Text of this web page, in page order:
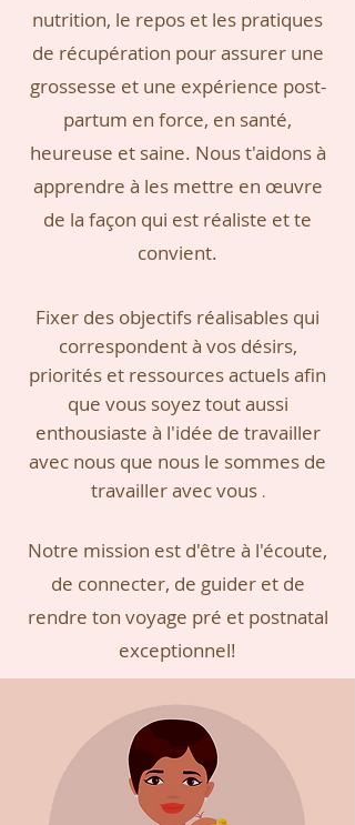
nutrition, le repos et les pratiques
de récupération pour assurer une
grossesse et une expérience post-
partum en force, en santé,
heureuse et saine. Nous t'aidons à
apprendre à les mettre en œuvre
de la façon qui est réaliste et te
convient.
Fixer des objectifs réalisables qui
correspondent à vos désirs,
priorités et ressources actuels afin
que vous soyez tout aussi
enthousiaste à l'idée de travailler
avec nous que nous le sommes de
travailler avec vous .
Notre mission est d'être à l'écoute,
de connecter, de guider et de
rendre ton voyage pré et postnatal
exceptionnel!